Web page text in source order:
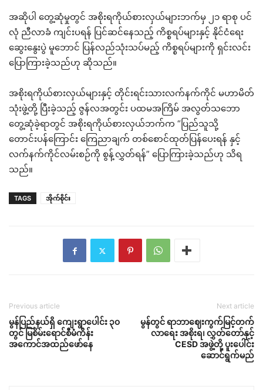
အဆိုပါ တွေ့ဆုံမှုတွင် အစိုးရကိုယ်စားလှယ်များဘက်မှ ၂၁ ရာစု ပင်
လုံ ညီလာခံ ကျင်းပရန် ပြင်ဆင်နေသည့် ကိစ္စရပ်များနှင့် နိုင်ငံရေး
ဆွေးနွေးပွဲ မူဘောင် ပြန်လည်သုံးသပ်မည့် ကိစ္စရပ်များကို ရှင်းလင်း
ပြောကြားခဲ့သည်ဟု ဆိုသည်။
အစိုးရကိုယ်စားလှယ်များနှင့် တိုင်းရင်းသားလက်နက်ကိုင် မဟာမိတ်
သုံးဖွဲ့တို့ ပြီးခဲ့သည့် ဇွန်လအတွင်း ပထမအကြိမ် အလွတ်သဘော
တွေ့ဆုံခဲ့ရာတွင် အစိုးရကိုယ်စားလှယ်ဘက်က “ပြည်သူသို့
တောင်းပန်ကြောင်း ကြေညာချက် တစ်စောင်ထုတ်ပြန်ပေးရန် နှင့်
လက်နက်ကိုင်လမ်းစဉ်ကို စွန့်လွှတ်ရန်” ပြောကြားခဲ့သည်ဟု သိရ
သည်။
TAGS အိုက်စိုင်း
Previous article
မွန်ပြည်နယ်ရှိ ကျေးရွာပေါင်း ၃၀
တွင် မြစိမ်းရောင်စီမံကိန်း
အကောင်အထည်ဖော်နေ
Next article
မွန်တွင် ရာဘာဈေးကွက်မြင့်တက်
လာရေး အစိုးရ၊ လွှတ်တော်နှင့်
CESD အဖွဲ့တို့ ပူးပေါင်း
ဆောင်ရွက်မည်